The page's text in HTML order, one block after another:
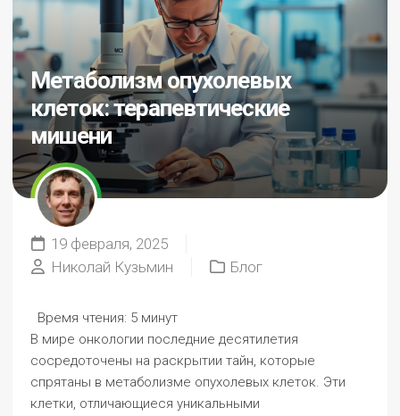
Метаболизм опухолевых
клеток: терапевтические
мишени
19 февраля, 2025
Николай Кузьмин
Блог
Время чтения: 5 минут
В мире онкологии последние десятилетия
сосредоточены на раскрытии тайн, которые
спрятаны в метаболизме опухолевых клеток. Эти
клетки, отличающиеся уникальными